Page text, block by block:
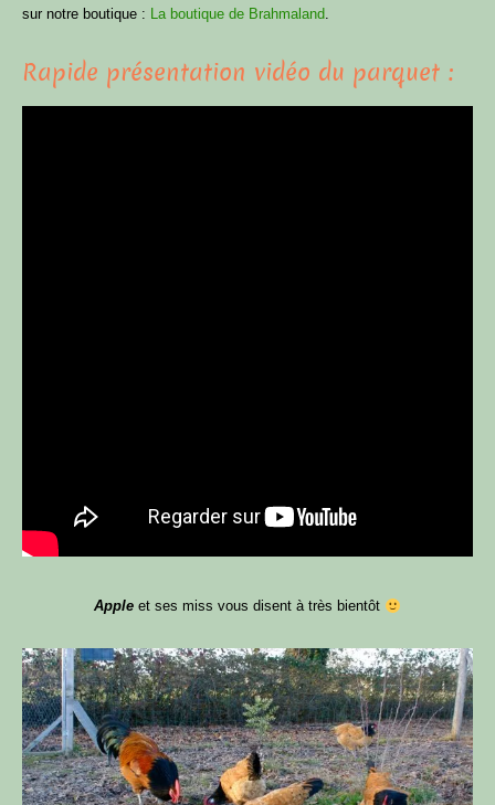
sur notre boutique : La boutique de Brahmaland.
Rapide présentation vidéo du parquet :
Apple et ses miss vous disent à très bientôt